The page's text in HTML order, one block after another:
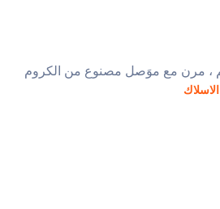
الاسلاك